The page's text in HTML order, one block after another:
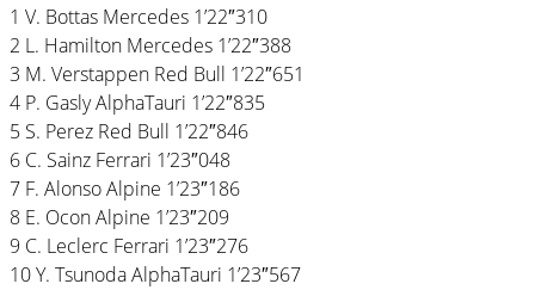
1 V. Bottas Mercedes 1’22″310
2 L. Hamilton Mercedes 1’22″388
3 M. Verstappen Red Bull 1’22″651
4 P. Gasly AlphaTauri 1’22″835
5 S. Perez Red Bull 1’22″846
6 C. Sainz Ferrari 1’23″048
7 F. Alonso Alpine 1’23″186
8 E. Ocon Alpine 1’23″209
9 C. Leclerc Ferrari 1’23″276
10 Y. Tsunoda AlphaTauri 1’23″567